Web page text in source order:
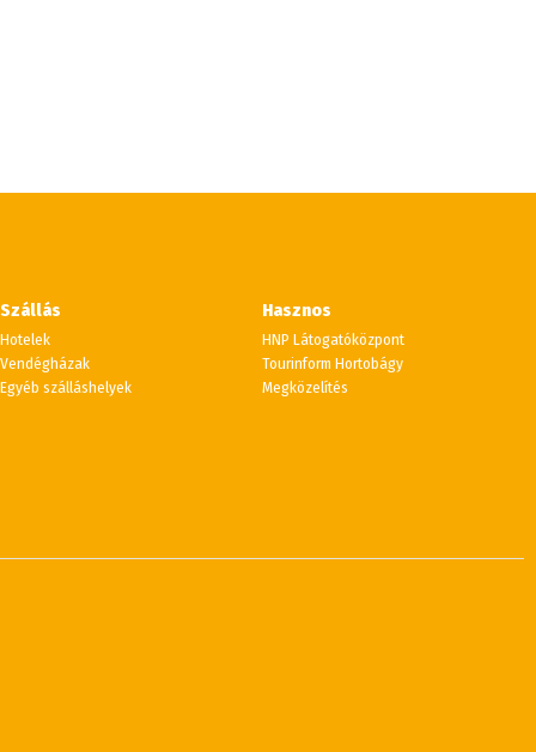
Szállás
Hotelek
Vendégházak
Egyéb szálláshelyek
Hasznos
HNP Látogatóközpont
Tourinform Hortobágy
Megközelítés